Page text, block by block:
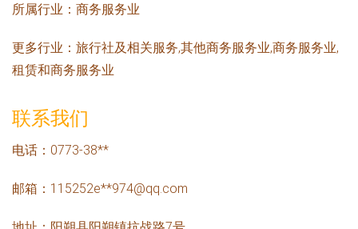
所属行业： 商务服务业
更多行业： 旅行社及相关服务,其他商务服务业,商务服务业,
租赁和商务服务业
联系我们
电话：0773-38**
邮箱：115252e**974@qq.com